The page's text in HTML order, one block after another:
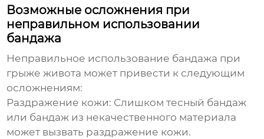
Возможные осложнения при
неправильном использовании
бандажа
Неправильное использование бандажа при
грыже живота может привести к следующим
осложнениям:
Раздражение кожи: Слишком тесный бандаж
или бандаж из некачественного материала
может вызвать раздражение кожи.